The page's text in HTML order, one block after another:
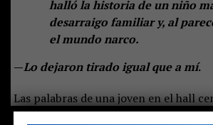
halló la historia de un niño
desarraigo familiar y, al
el mundo narco.
—Lo dejaron tirado igual que a mí.
Las palabras de una joven en el hall
del tribunal de Pucón suenan duras.